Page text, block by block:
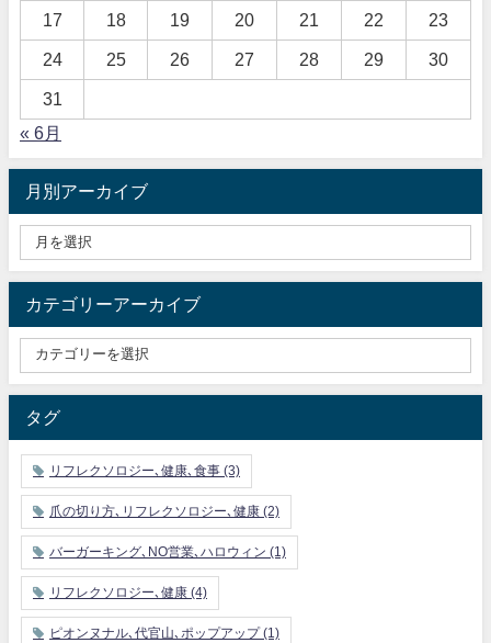
17 18 19 20 21 22 23
24 25 26 27 28 29 30
31
« 6月
月別アーカイブ
カテゴリーアーカイブ
タグ
リフレクソロジー､健康､食事 (3)
爪の切り方､リフレクソロジー､健康 (2)
バーガーキング､NO営業､ハロウィン (1)
リフレクソロジー､健康 (4)
ピオンヌナル､代官山､ポップアップ(1)